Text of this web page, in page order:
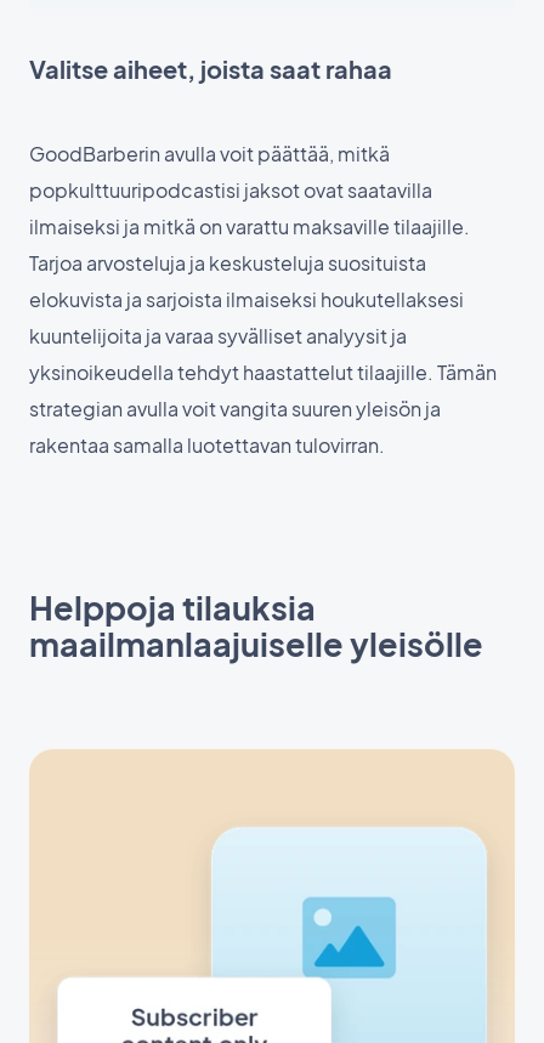
Valitse aiheet, joista saat rahaa
GoodBarberin avulla voit päättää, mitkä
popkulttuuripodcastisi jaksot ovat saatavilla
ilmaiseksi ja mitkä on varattu maksaville tilaajille.
Tarjoa arvosteluja ja keskusteluja suosituista
elokuvista ja sarjoista ilmaiseksi houkutellaksesi
kuuntelijoita ja varaa syvälliset analyysit ja
yksinoikeudella tehdyt haastattelut tilaajille. Tämän
strategian avulla voit vangita suuren yleisön ja
rakentaa samalla luotettavan tulovirran.
Helppoja tilauksia
maailmanlaajuiselle yleisölle